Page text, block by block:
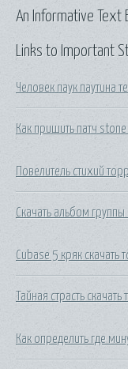
Links to Important
Человек паук паутина
Как пришить патч
Повелитель стихий
Скачать альбом
Cubase 5 кряк скачать
Тайная страсть скачать
Как определить где
An Informative Text